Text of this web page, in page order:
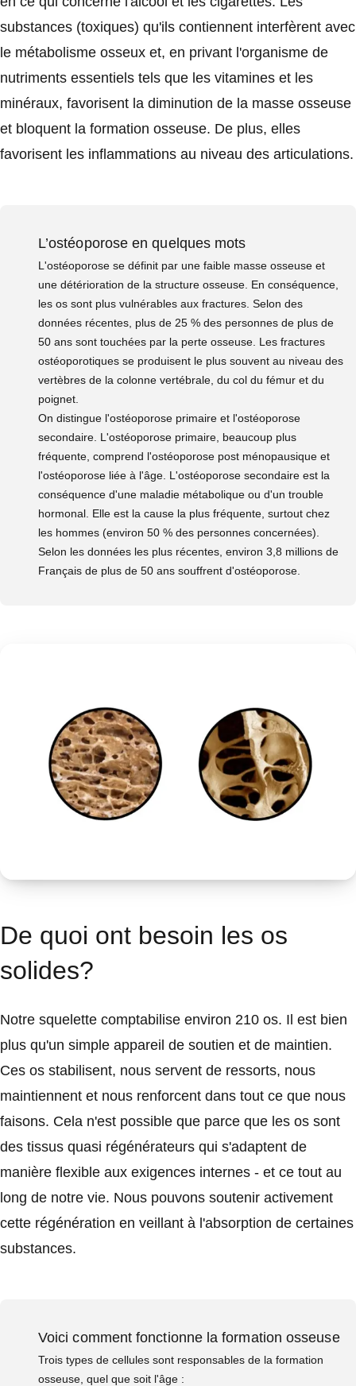
substances (toxiques) qu'ils contiennent interfèrent avec
le métabolisme osseux et, en privant l'organisme de
nutriments essentiels tels que les vitamines et les
minéraux, favorisent la diminution de la masse osseuse
et bloquent la formation osseuse. De plus, elles
favorisent les inflammations au niveau des articulations.
L’ostéoporose en quelques mots
L'ostéoporose se définit par une faible masse osseuse et
une détérioration de la structure osseuse. En conséquence,
les os sont plus vulnérables aux fractures. Selon des
données récentes, plus de 25 % des personnes de plus de
50 ans sont touchées par la perte osseuse. Les fractures
ostéoporotiques se produisent le plus souvent au niveau des
vertèbres de la colonne vertébrale, du col du fémur et du
poignet.
On distingue l'ostéoporose primaire et l'ostéoporose
secondaire. L'ostéoporose primaire, beaucoup plus
fréquente, comprend l'ostéoporose post ménopausique et
l'ostéoporose liée à l'âge. L'ostéoporose secondaire est la
conséquence d'une maladie métabolique ou d'un trouble
hormonal. Elle est la cause la plus fréquente, surtout chez
les hommes (environ 50 % des personnes concernées).
Selon les données les plus récentes, environ 3,8 millions de
Français de plus de 50 ans souffrent d'ostéoporose.
De quoi ont besoin les os
solides?
Notre squelette comptabilise environ 210 os. Il est bien
plus qu'un simple appareil de soutien et de maintien.
Ces os stabilisent, nous servent de ressorts, nous
maintiennent et nous renforcent dans tout ce que nous
faisons. Cela n'est possible que parce que les os sont
des tissus quasi régénérateurs qui s'adaptent de
manière flexible aux exigences internes - et ce tout au
long de notre vie. Nous pouvons soutenir activement
cette régénération en veillant à l'absorption de certaines
substances.
Voici comment fonctionne la formation osseuse
Trois types de cellules sont responsables de la formation
osseuse, quel que soit l'âge :